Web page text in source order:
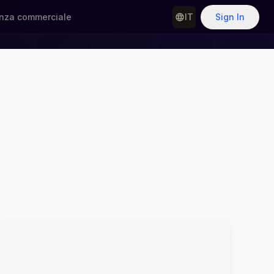
commerciale IT Sign In